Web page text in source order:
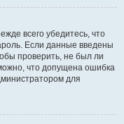
всего убедитесь, что
Если данные введены
проверить, не был ли
что допущена ошибка
для